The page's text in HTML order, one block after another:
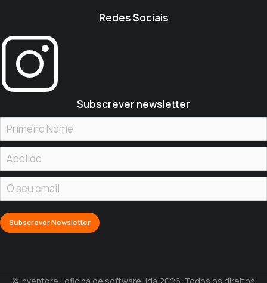
Redes Sociais
Subscrever newsletter